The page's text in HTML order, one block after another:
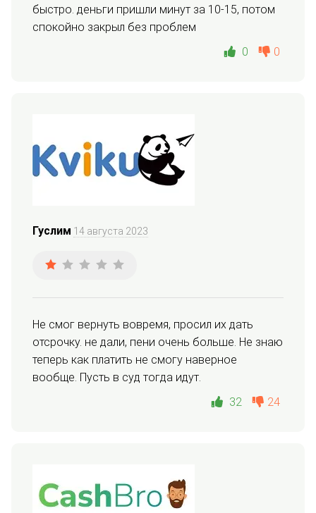
быстро. деньги пришли минут за 10-15, потом
спокойно закрыл без проблем
0
0
Гуслим 14 августа 2023
Не смог вернуть вовремя, просил их дать
отсрочку. не дали, пени очень больше. Не знаю
теперь как платить не смогу наверное
вообще. Пусть в суд тогда идут.
32
24